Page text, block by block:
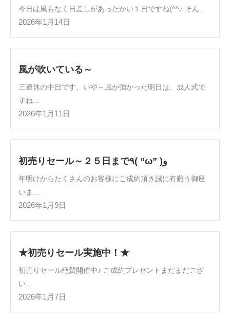
今日は風もなく日差しがあったかい１日ですね(^^♪ そん...
2026年1月14日
風が吹いている～
三連休の中日です、いや～風が強かった明日は、成人式で
すね...
2026年1月11日
初売りセール～２５日まで٩( ”ω” )و
年明けからたくさんのお客様にご成約頂き誠に有難う御座
いま...
2026年1月9日
★初売りセール実施中！★
初売りセール絶賛開催中♪ ご成約プレゼントまだまだござ
い...
2026年1月7日